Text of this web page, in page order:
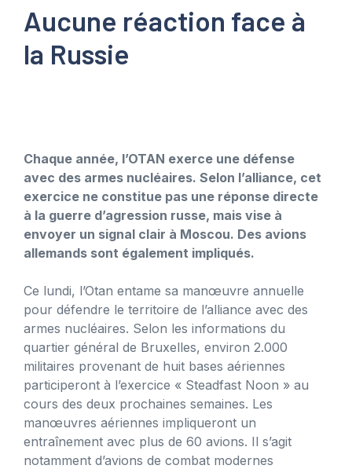
Aucune réaction face à
la Russie
Chaque année, l’OTAN exerce une défense
avec des armes nucléaires. Selon l’alliance, cet
exercice ne constitue pas une réponse directe
à la guerre d’agression russe, mais vise à
envoyer un signal clair à Moscou. Des avions
allemands sont également impliqués.
Ce lundi, l’Otan entame sa manœuvre annuelle
pour défendre le territoire de l’alliance avec des
armes nucléaires. Selon les informations du
quartier général de Bruxelles, environ 2.000
militaires provenant de huit bases aériennes
participeront à l’exercice « Steadfast Noon » au
cours des deux prochaines semaines. Les
manœuvres aériennes impliqueront un
entraînement avec plus de 60 avions. Il s’agit
notamment d’avions de combat modernes